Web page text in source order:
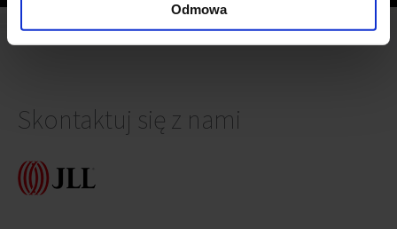
Odmowa
Skontaktuj się z nami